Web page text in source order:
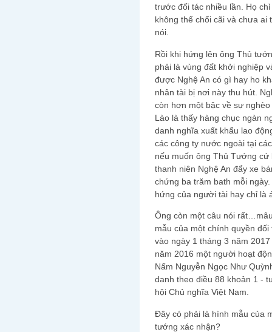
trước đối tác nhiều lần. Họ
không thể chối cãi và chưa ai
nói.
Rồi khi hứng lên ông Thủ
phải là vùng đất khởi nghiệp
được Nghệ An có gì hay ho
nhân tài bị nơi này thu hút.
còn hơn một bậc về sự
Lào là thấy hàng chục ngàn
danh nghĩa xuất khẩu lao
các công ty nước ngoài tại
nếu muốn ông Thủ Tướng
thanh niên Nghệ An đẩy xe
chứng ba trăm bath mỗi
hứng của người tài hay chỉ là
Ông còn một câu nói
mẫu của một chính quyền
vào ngày 1 tháng 3 năm
năm 2016 một người hoạt
Nấm Nguyễn Ngọc Như
danh theo điều 88 khoản 1 -
hội Chủ nghĩa Việt Nam.
Đây có phải là hình mẫu của
tướng xác nhận?